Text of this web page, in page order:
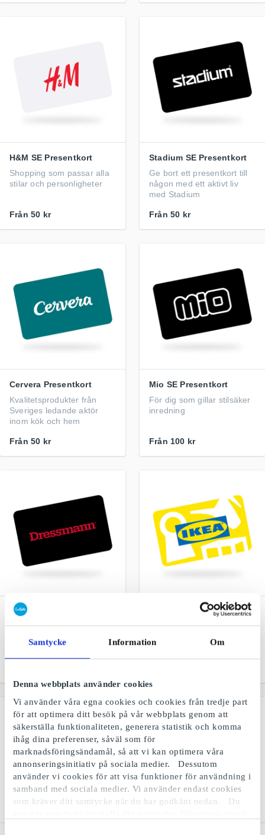
Samtycke Information Om
Denna webbplats använder cookies
Vi använder våra egna cookies och cookies från tredje part
för att optimera ditt besök på vår webbplats genom att
säkerställa funktionaliteten, generera statistik och komma
ihåg dina preferenser, såväl som för
marknadsföringsändamål, så att vi kan optimera våra
annonseringsinitiativ på sociala medier. Dessutom
använder vi cookies för att visa funktioner för användning i
samband med sociala medier. Vi använder endast cookies
som kräver ditt samtycke när du har godkänt nedan. Du
H&M SE Presentkort
Shopping som passar alla
stilar och personligheter
Från 50 kr
Stadium SE Presentkort
Ge bort ett presentkort till
någon med ett aktivt liv
med Stadium
Från 50 kr
Cervera Presentkort
Kvalitetsprodukter från
Sveriges ledande aktör
inom kök och hem
Från 50 kr
Mio SE Presentkort
För dig som gillar stilsäker
inredning
Från 100 kr
Dressmann SE
Nordens ledande kedja
inom herrkläder
IKEA SE Presentkort
Den perfekta presenten för
alla som älskar möbler,
inredning och dekor